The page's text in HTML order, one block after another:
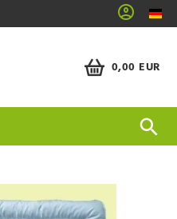
0,00 EUR